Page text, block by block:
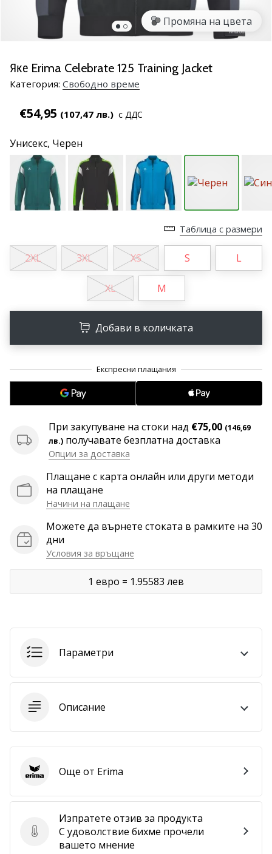
марка
Имате
страст
като
Присъединете
като
амбасадор
на
марката.
1 мин. четене
Партньорска
WeplayVolleyball
Имате
блог,
Facebook
или
форум?
Накарайте
генерират
приходи.
статии
Промяна на цвета
Яке Erima Celebrate 125 Training Jacket
Категория: Cвободно време
€54,95 (107,47 лв.) с ДДС
Унисекс, Черен
Таблица с размери
2XL 3XL XS S L
XL M
Добави в количката
При закупуване на стоки над €75,00 (146,69
лв.) получавате безплатна доставка
Опции за доставка
Плащане с карта онлайн или други методи
на плащане
Начини на плащане
Можете да върнете стоката в рамките на 30
дни
Условия за връщане
1 евро = 1.95583 лев
Параметри
Описание
Изпратете отзив за продукта
Изпратете отзив за продукта
С удоволствие бихме прочели
вашето мнение
ErimaОще от Erima